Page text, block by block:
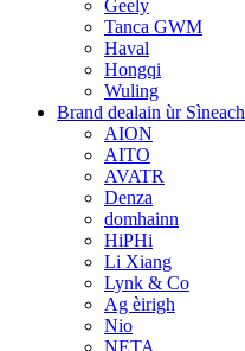
Geely
Tanca GWM
Haval
Hongqi
Wuling
Brand dealain ùr Sìneach
AION
AITO
AVATR
Denza
domhainn
HiPHi
Li Xiang
Lynk & Co
Ag èirigh
Nio
NETA